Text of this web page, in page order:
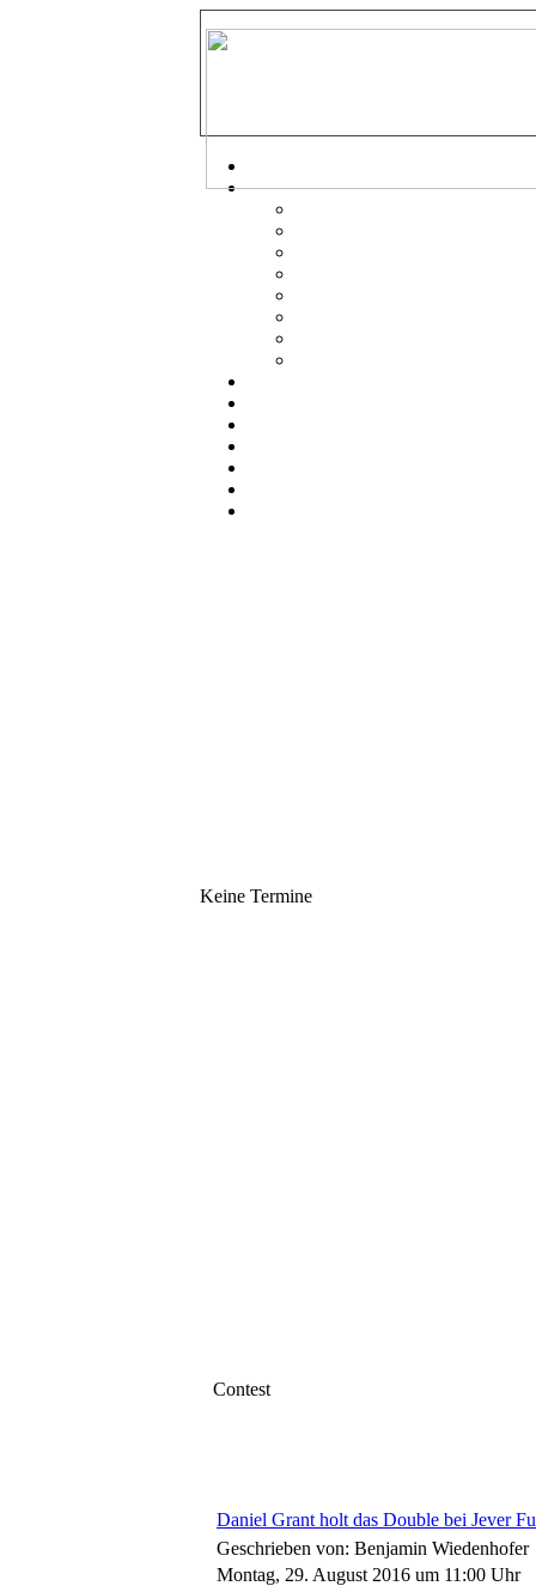
Keine Termine
Contest
Daniel Grant holt das Double bei Jever
Geschrieben von: Benjamin Wiedenhofer
Montag, 29. August 2016 um 11:00 Uhr